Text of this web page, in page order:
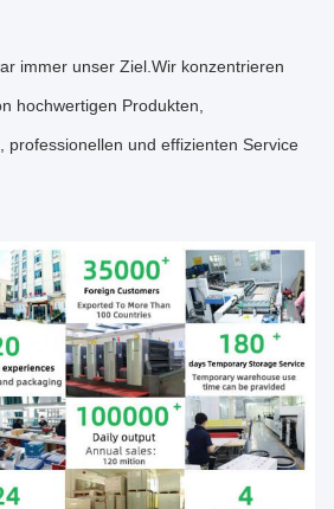
immer unser Ziel. Wir konzentrieren
hochwertigen Produkten,
professionellen und effizienten Service